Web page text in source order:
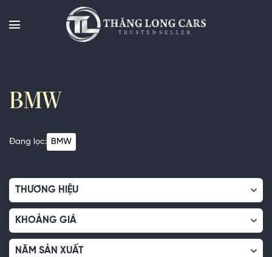
đến
BMW
Đang lọc: BMW
THƯƠNG HIỆU
KHOẢNG GIÁ
NĂM SẢN XUẤT